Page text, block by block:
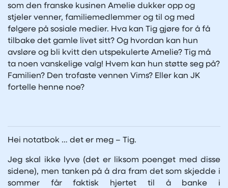
som den franske kusinen Amelie dukker opp og
stjeler venner, familiemedlemmer og til og med
følgere på sosiale medier. Hva kan Tig gjøre for å få
tilbake det gamle livet sitt? Og hvordan kan hun
avsløre og bli kvitt den utspekulerte Amelie? Tig må
ta noen vanskelige valg! Hvem kan hun støtte seg på?
Familien? Den trofaste vennen Vims? Eller kan JK
fortelle henne noe?
Hei notatbok … det er meg – Tig.
Jeg skal ikke lyve (det er liksom poenget med disse
sidene), men tanken på å dra fram det som skjedde i
sommer får faktisk hjertet til å banke i